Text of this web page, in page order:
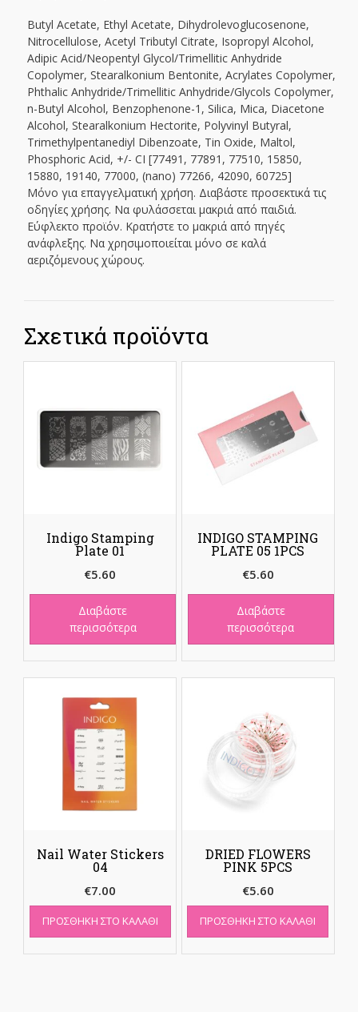
Butyl Acetate, Ethyl Acetate, Dihydrolevoglucosenone,
Nitrocellulose, Acetyl Tributyl Citrate, Isopropyl Alcohol,
Adipic Acid/Neopentyl Glycol/Trimellitic Anhydride
Copolymer, Stearalkonium Bentonite, Acrylates Copolymer,
Phthalic Anhydride/Trimellitic Anhydride/Glycols Copolymer,
n-Butyl Alcohol, Benzophenone-1, Silica, Mica, Diacetone
Alcohol, Stearalkonium Hectorite, Polyvinyl Butyral,
Trimethylpentanediyl Dibenzoate, Tin Oxide, Maltol,
Phosphoric Acid, +/- CI [77491, 77891, 77510, 15850,
15880, 19140, 77000, (nano) 77266, 42090, 60725]
Μόνο για επαγγελματική χρήση. Διαβάστε προσεκτικά τις
οδηγίες χρήσης. Να φυλάσσεται μακριά από παιδιά.
Εύφλεκτο προϊόν. Κρατήστε το μακριά από πηγές
ανάφλεξης. Να χρησιμοποιείται μόνο σε καλά
αεριζόμενους χώρους.
Σχετικά προϊόντα
Indigo Stamping
Plate 01
€5.60
Διαβάστε
περισσότερα
INDIGO STAMPING
PLATE 05 1PCS
€5.60
Διαβάστε
περισσότερα
Nail Water Stickers
04
€7.00
ΠΡΟΣΘΉΚΗ ΣΤΟ ΚΑΛΆΘΙ
DRIED FLOWERS
PINK 5PCS
€5.60
ΠΡΟΣΘΉΚΗ ΣΤΟ ΚΑΛΆΘΙ